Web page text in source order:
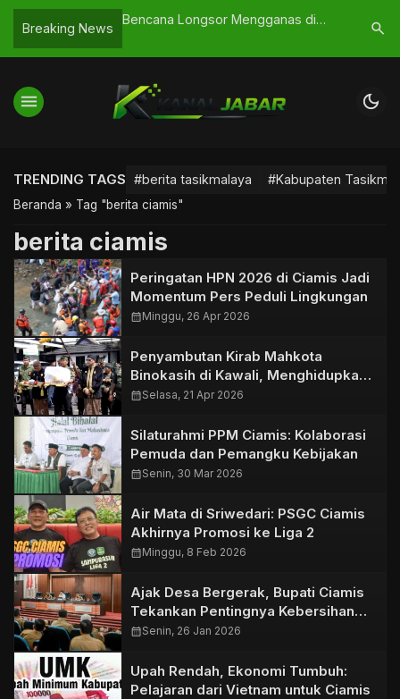
Breaking News
SDM Unggul
Bencana Longsor Mengganas di
Empat Desa Terputus
Pemkab
search
menu dark_mode
TRENDING TAGS #berita tasikmalaya #Kabupaten
Beranda » Tag "berita ciamis"
berita ciamis
Peringatan HPN 2026 di Ciamis Jadi
Momentum Pers Peduli Lingkungan
calendar_monthMinggu, 26 Apr 2026
Penyambutan Kirab Mahkota
Binokasih di Kawali, Menghidupkan
Jejak Sejarah Tatar Galuh
calendar_monthSelasa, 21 Apr 2026
Silaturahmi PPM Ciamis: Kolaborasi
Pemuda dan Pemangku Kebijakan
calendar_monthSenin, 30 Mar 2026
Air Mata di Sriwedari: PSGC Ciamis
Akhirnya Promosi ke Liga 2
calendar_monthMinggu, 8 Feb 2026
Ajak Desa Bergerak, Bupati Ciamis
Tekankan Pentingnya Kebersihan
Lingkungan
calendar_monthSenin, 26 Jan 2026
Upah Rendah, Ekonomi Tumbuh:
Pelajaran dari Vietnam untuk Ciamis